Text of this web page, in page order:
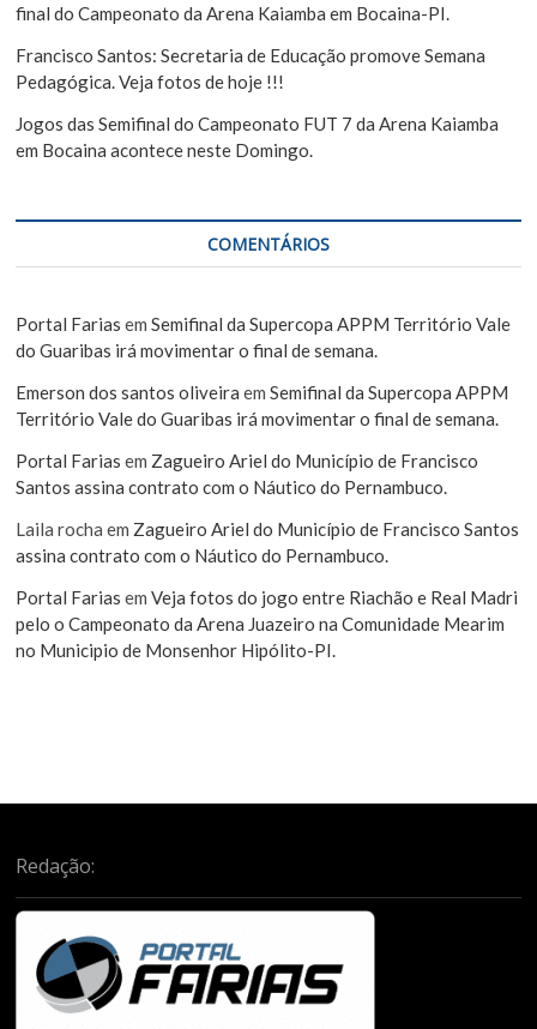
final do Campeonato da Arena Kaiamba em Bocaina-PI.
Francisco Santos: Secretaria de Educação promove Semana
Pedagógica. Veja fotos de hoje !!!
Jogos das Semifinal do Campeonato FUT 7 da Arena Kaiamba
em Bocaina acontece neste Domingo.
COMENTÁRIOS
Portal Farias emSemifinal da Supercopa APPM Território Vale
do Guaribas irá movimentar o final de semana.
Emerson dos santos oliveira emSemifinal da Supercopa APPM
Território Vale do Guaribas irá movimentar o final de semana.
Portal Farias em Zagueiro Ariel do Município de Francisco
Santos assina contrato com o Náutico do Pernambuco.
Laila rocha em Zagueiro Ariel do Município de Francisco Santos
assina contrato com o Náutico do Pernambuco.
Portal Farias emVeja fotos do jogo entre Riachão e Real Madri
pelo o Campeonato da Arena Juazeiro na Comunidade Mearim
no Municipio de Monsenhor Hipólito-PI.
Redação: